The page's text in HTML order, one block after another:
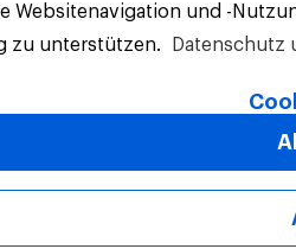
Websitenavigation und -
zu unterstützen.
Datenschutz